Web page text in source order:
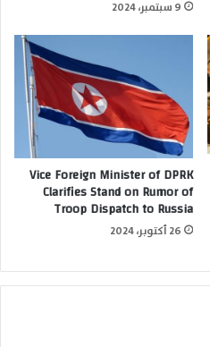
9 سبتمبر، 2024
Vice Foreign Minister of DPRK
Clarifies Stand on Rumor of
Troop Dispatch to Russia
26 أكتوبر، 2024